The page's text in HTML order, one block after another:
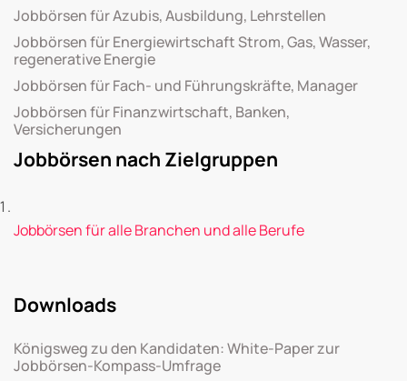
Jobbörsen für Azubis, Ausbildung, Lehrstellen
Jobbörsen für Energiewirtschaft Strom, Gas, Wasser,
regenerative Energie
Jobbörsen für Fach- und Führungskräfte, Manager
Jobbörsen für Finanzwirtschaft, Banken,
Versicherungen
Jobbörsen nach Zielgruppen
Jobbörsen für alle Branchen und alle Berufe
Downloads
Königsweg zu den Kandidaten: White-Paper zur
Jobbörsen-Kompass-Umfrage